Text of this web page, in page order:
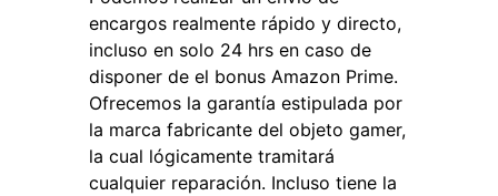
encargos realmente rápido y directo,
incluso en solo 24 hrs en caso de
disponer de el bonus Amazon Prime.
Ofrecemos la garantía estipulada por
la marca fabricante del objeto gamer,
la cual lógicamente tramitará
cualquier reparación. Incluso tiene la